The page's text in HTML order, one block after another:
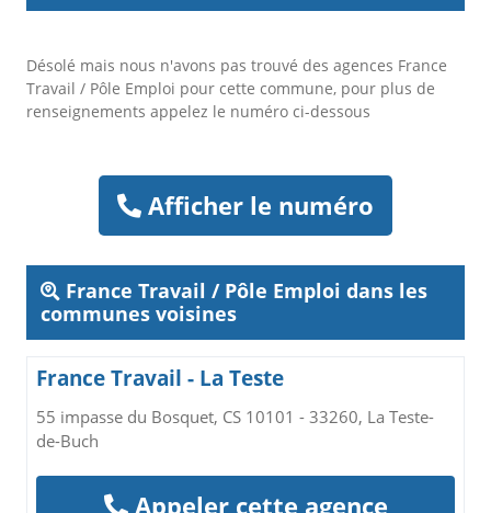
Désolé mais nous n'avons pas trouvé des agences France
Travail / Pôle Emploi pour cette commune, pour plus de
renseignements appelez le numéro ci-dessous
Afficher le numéro
France Travail / Pôle Emploi dans les
communes voisines
France Travail - La Teste
55 impasse du Bosquet, CS 10101 - 33260, La Teste-
de-Buch
Appeler cette agence